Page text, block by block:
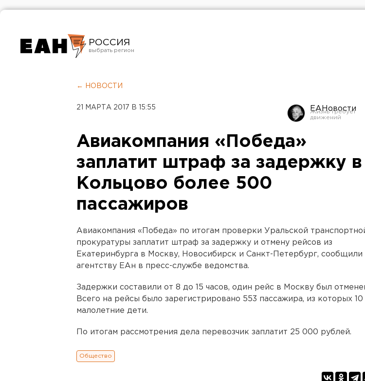
РОССИЯ
Челябинск
← НОВОСТИ
21 МАРТА 2017 В 15:55 ЕАНовости
Авиакомпания «Победа»
заплатит штраф за задержку в
Кольцово более 500
пассажиров
Авиакомпания «Победа» по итогам проверки Уральской
прокуратуры заплатит штраф за задержку и отмену рейсов из
Екатеринбурга в Москву, Новосибирск и Санкт-Петербург, сообщили
агентству ЕАн в пресс-службе ведомства.
Задержки составили от 8 до 15 часов, один рейс в Москву был
Всего на рейсы было зарегистрировано 553 пассажира, из которых 10
малолетние дети.
По итогам рассмотрения дела перевозчик заплатит 25 000 рублей.
Общество